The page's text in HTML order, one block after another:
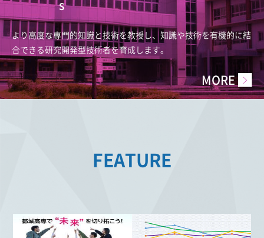
s
より高度な専門的知識と技術を教授し、知識や技術を有機的に結
合できる研究開発型技術者を育成します。
MORE
FEATURE